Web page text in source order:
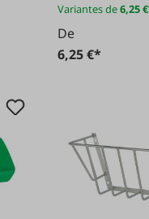
Variantes de6,25
De
6,25 €*